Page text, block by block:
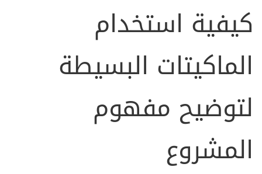
كيفية استخدام
الماكيتات البسيطة
لتوضيح مفهوم
المشروع